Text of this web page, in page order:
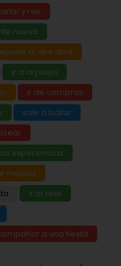
y reir
nueva
al aire libre
ir a la playa
ir de compras
salir a bailar
experiencias
música
ir al cine
a una fiesta